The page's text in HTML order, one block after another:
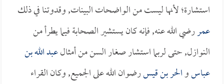
استشارة؛ لأنها ليست من الواضحات البينات, وقدوتنا في ذلك
عمررضي الله عنه, فإنه كان يستشير الصحابة فيما يطرأ من
النوازل, حتى لربما استشار صغار السن من أمثالعبد الله بن
عباسوالحر بن قيسرضوان الله على الجميع, وكان القراء